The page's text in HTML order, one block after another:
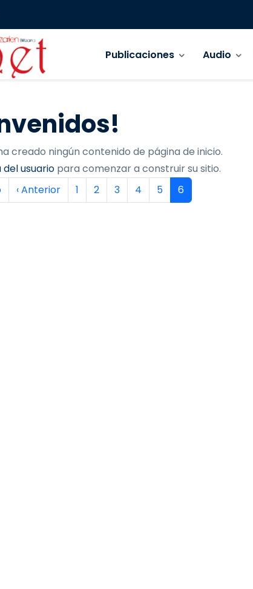
Publicaciones Audio
creado ningún contenido de página de inicio.
del usuariopara comenzar a construir su sitio.
Página anterior
‹ Anterior Página
1 Página
2 Página
3 Página
4 Página
5 Página actual
6